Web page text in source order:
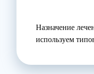
Назначение
используем